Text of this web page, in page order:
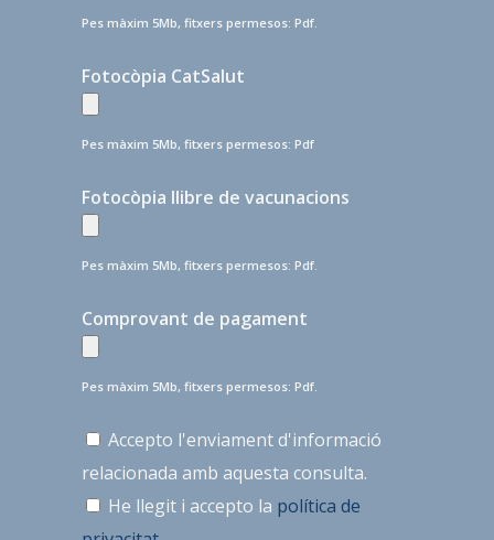
Pes màxim 5Mb, fitxers permesos: Pdf.
Fotocòpia CatSalut
Pes màxim 5Mb, fitxers permesos: Pdf
Fotocòpia llibre de vacunacions
Pes màxim 5Mb, fitxers permesos: Pdf.
Comprovant de pagament
Pes màxim 5Mb, fitxers permesos: Pdf.
Accepto l'enviament d'informació
relacionada amb aquesta consulta.
He llegit i accepto la política de